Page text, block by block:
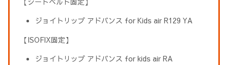
ジョイトリップ アドバンス for Kids air R129 YA
【ISOFIX固定】
ジョイトリップ アドバンス for kids air RA